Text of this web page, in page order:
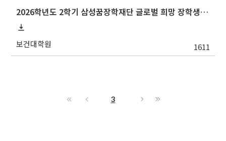
2026학년도 2학기 삼성꿈장학재단 글로벌 희망 장학생(Global Hope Scholarship) 선발 안내
보건대학원 1611
3